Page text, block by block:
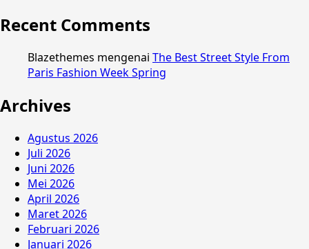
Recent Comments
Blazethemes mengenai The Best Street Style From
Paris Fashion Week Spring
Archives
Agustus 2026
Juli 2026
Juni 2026
Mei 2026
April 2026
Maret 2026
Februari 2026
Januari 2026